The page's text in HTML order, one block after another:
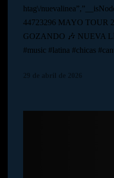
htag\/
44723296 MAYO TOUR
GOZANDO 🎶 NUEVA
#music #latina #chicas